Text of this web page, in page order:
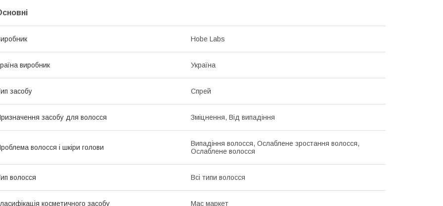
Hobe Labs
виробник Україна
засобу Спрей
засобу для волосся Зміцнення, Від випадіння
волосся і шкіри голови
Випадіння волосся, Ослаблене зростання волосся,
Ослаблене волосся
волосся Всі типи волосся
косметичного засобу Мас маркет